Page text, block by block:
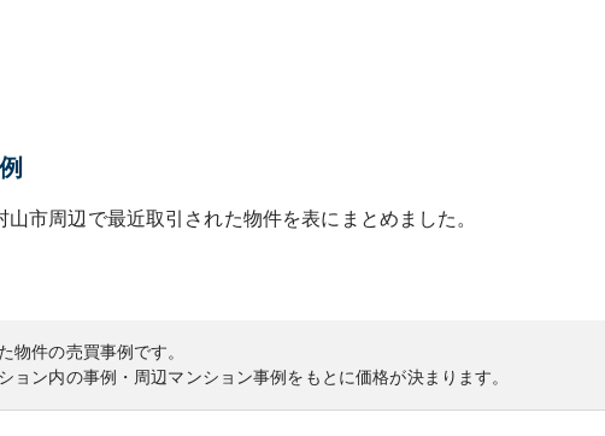
山市周辺で最近取引された物件を表にまとめました。
物件の売買事例です。
ョン内の事例・周辺マンション事例をもとに価格が決まります。